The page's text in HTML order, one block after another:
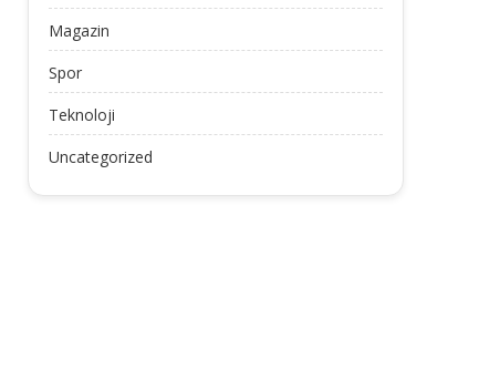
Magazin
Spor
Teknoloji
Uncategorized